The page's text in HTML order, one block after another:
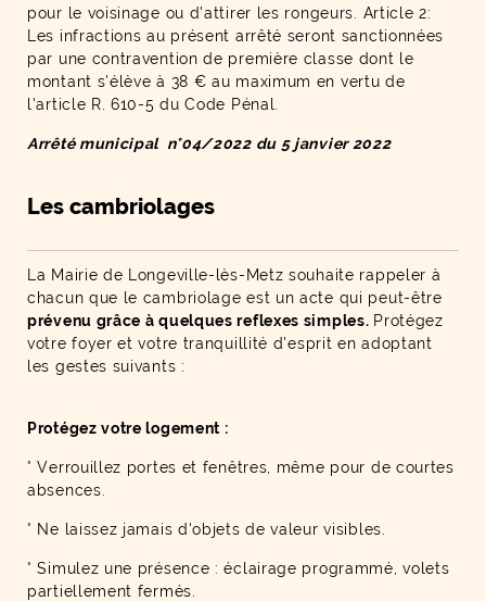
pour le voisinage ou d'attirer les rongeurs. Article 2:
Les infractions au présent arrêté seront sanctionnées
par une contravention de première classe dont le
montant s'élève à 38 € au maximum en vertu de
l'article R. 610-5 du Code Pénal.
Arrêté municipal n°04/2022 du 5 janvier 2022
Les cambriolages
La Mairie de Longeville-lès-Metz souhaite rappeler à
chacun que le cambriolage est un acte qui peut-être
prévenu grâce à quelques reflexes simples. Protégez
votre foyer et votre tranquillité d'esprit en adoptant
les gestes suivants :
Protégez votre logement :
° Verrouillez portes et fenêtres, même pour de courtes
absences.
° Ne laissez jamais d'objets de valeur visibles.
° Simulez une présence : éclairage programmé, volets
partiellement fermés.